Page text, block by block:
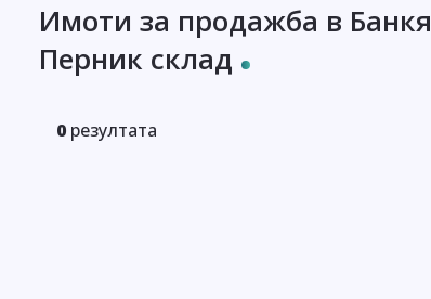
Имоти за продажба в Банкя
Перник склад
0 резултата